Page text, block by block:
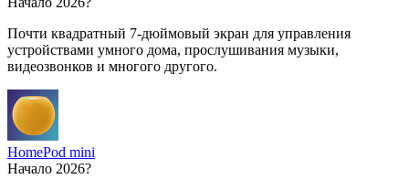
Почти квадратный 7-дюймовый экран для управления
устройствами умного дома, прослушивания музыки,
видеозвонков и многого другого.
HomePod mini
Начало 2026?